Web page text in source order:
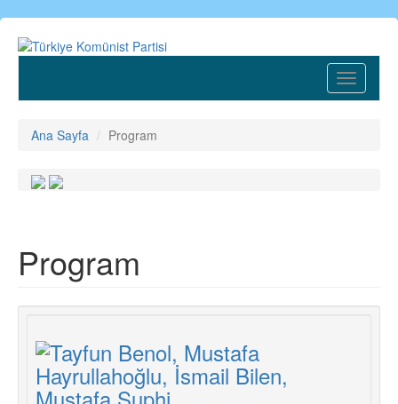
Ana
içeriğe
Toggle
Ana Sayfa Program
Program